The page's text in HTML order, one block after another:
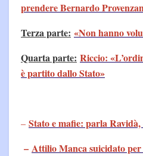
prendere Bernardo
Terza parte: «Non hanno
Quarta parte: Riccio:
è partito dallo Stato»
– Stato e mafie: parla
– Attilio Manca suicidato